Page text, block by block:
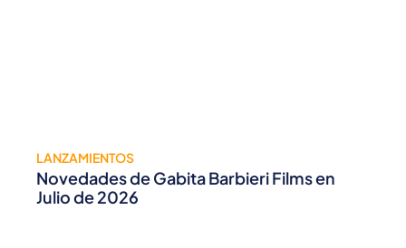
LANZAMIENTOS
Novedades de Gabita Barbieri Films en
Julio de 2026